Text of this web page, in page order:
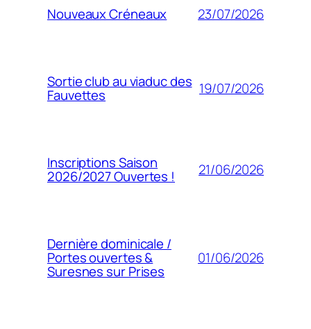
Nouveaux Créneaux 23/07/2026
Sortie club au viaduc des
Fauvettes 19/07/2026
Inscriptions Saison
2026/2027 Ouvertes ! 21/06/2026
Dernière dominicale /
Portes ouvertes &
Suresnes sur Prises
01/06/2026